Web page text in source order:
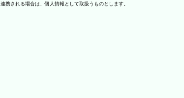
される場合は、個人情報として取扱うものとします。